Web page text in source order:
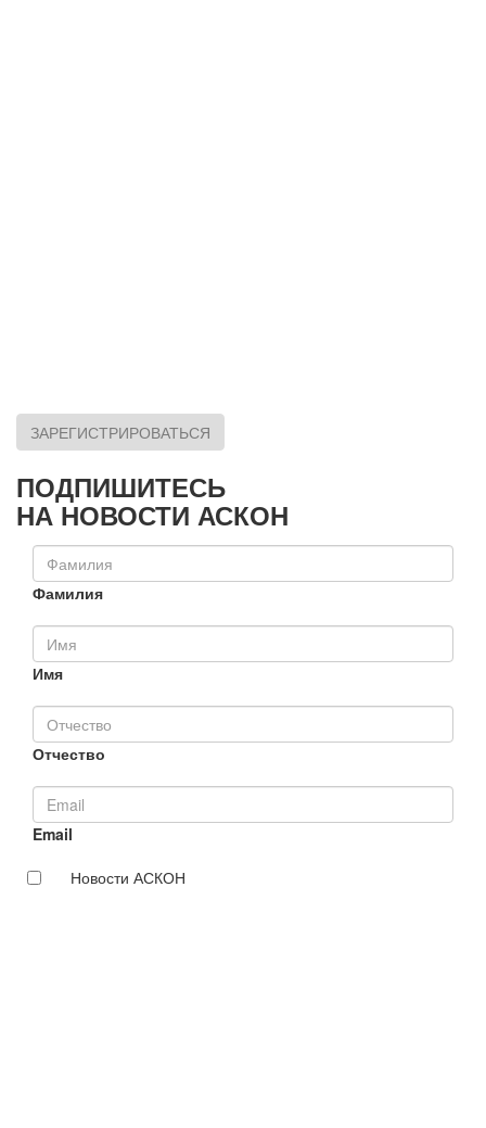
ЗАРЕГИСТРИРОВАТЬСЯ
ПОДПИШИТЕСЬ
НА НОВОСТИ АСКОН
Фамилия
Имя
Отчество
Email
Новости АСКОН